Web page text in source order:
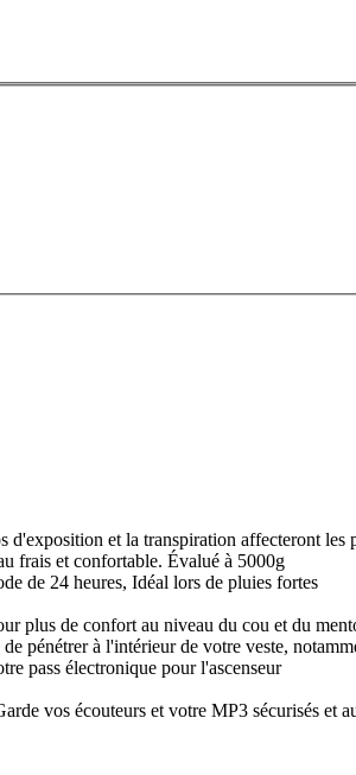
d'exposition et la transpiration affecteront les
frais et confortable. Évalué à 5000g
de 24 heures, Idéal lors de pluies fortes
plus de confort au niveau du cou et du
pénétrer à l'intérieur de votre veste,
pass électronique pour l'ascenseur
vos écouteurs et votre MP3 sécurisés et